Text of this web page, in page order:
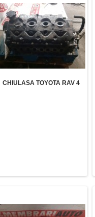
CHIULASA TOYOTA RAV 4